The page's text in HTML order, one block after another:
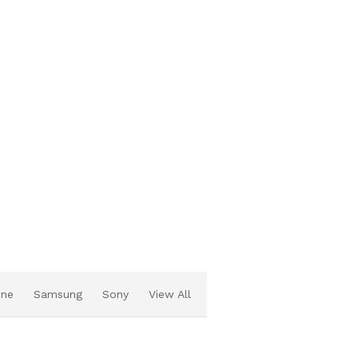
Samsung Sony View All